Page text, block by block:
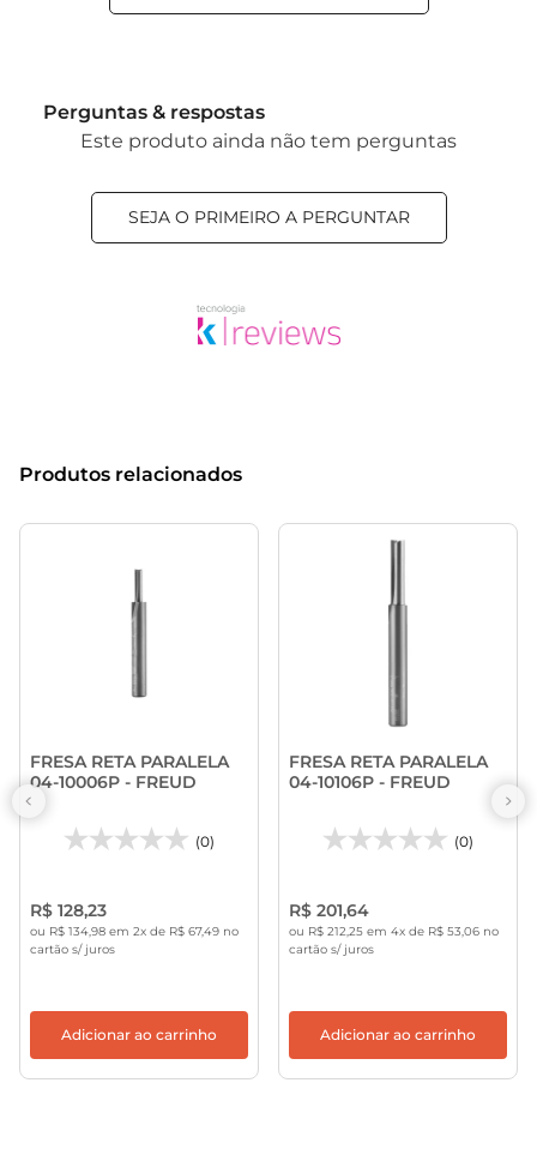
Perguntas & respostas
Este produto ainda não tem perguntas
SEJA O PRIMEIRO A PERGUNTAR
Produtos relacionados
FRESA RETA PARALELA
04-10006P - FREUD
(0)
R$ 128,23
ou R$ 134,98 em 2x de R$ 67,49 no
cartão s/ juros
Adicionar ao carrinho
FRESA RETA PARALELA
04-10106P - FREUD
(0)
R$ 201,64
ou R$ 212,25 em 4x de R$ 53,06 no
cartão s/ juros
Adicionar ao carrinho